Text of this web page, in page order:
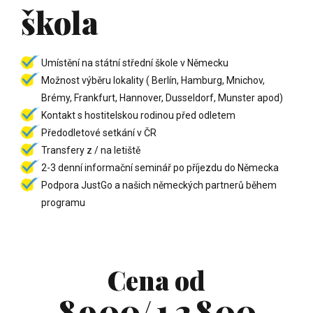
0
5
6
7
8
škola
Umístění na státní střední škole v Německu
Možnost výběru lokality ( Berlín, Hamburg, Mnichov,
Brémy, Frankfurt, Hannover, Dusseldorf, Munster apod)
Kontakt s hostitelskou rodinou před odletem
Předodletové setkání v ČR
Transfery z / na letiště
2-3 denní informační seminář po příjezdu do Německa
Podpora JustGo a našich německých partnerů během
programu
Cena od
0
1
2
3
4
5
1
2
3
4
5
6
2
3
4
5
6
7
9
2
3
4
5
6
7
9 0 1
0
2
3
4
5
7
2
3
4
5
6
7
4
6
7